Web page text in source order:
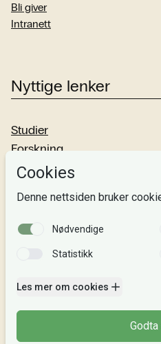
Bli giver
Intranett
Nyttige lenker
Studier
Forskning
Om oss
Si fra!
Følg oss